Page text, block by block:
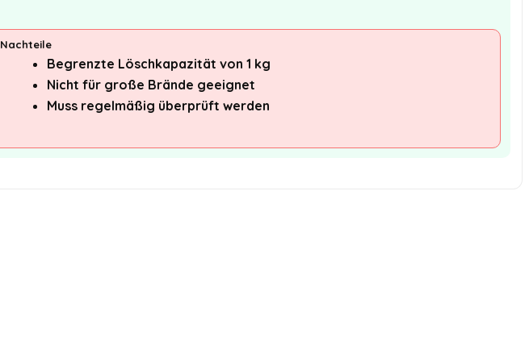
Nachteile
Begrenzte Löschkapazität von 1 kg
Nicht für große Brände geeignet
Muss regelmäßig überprüft werden